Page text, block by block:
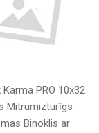
Karma PRO 10x32
Mitrumizturīgs
Binoklis ar